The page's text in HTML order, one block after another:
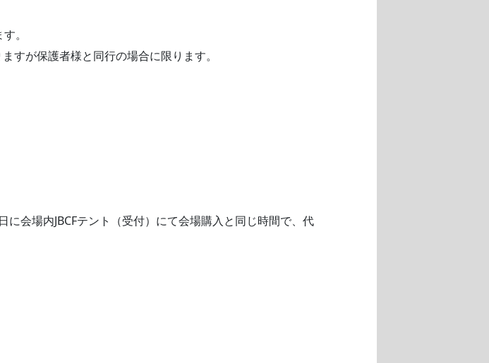
。
すが保護者様と同行の場合に限ります。
会場内JBCFテント（受付）にて会場購入と同じ時間で、代